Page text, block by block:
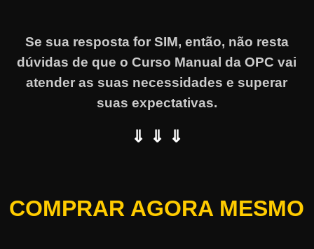
Se sua resposta for SIM, então, não resta
dúvidas de que o Curso Manual da OPC vai
atender as suas necessidades e superar
suas expectativas.
⇓ ⇓ ⇓
COMPRAR AGORA MESMO